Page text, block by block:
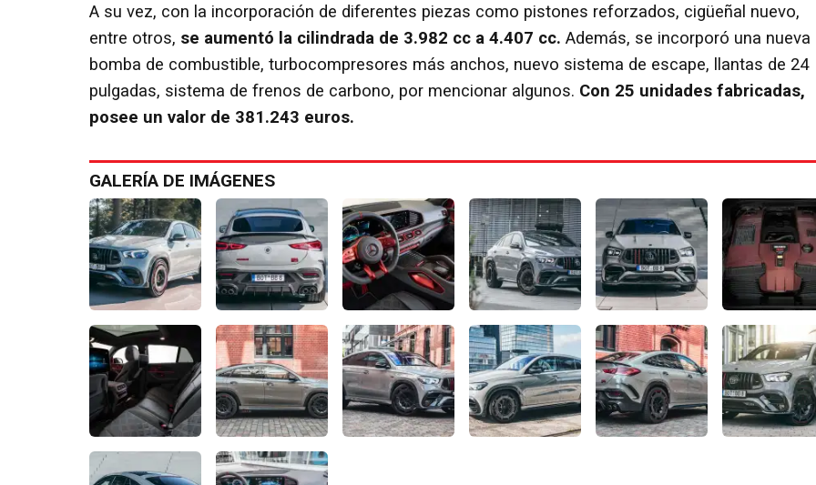
A su vez, con la incorporación de diferentes piezas como pistones reforzados, cigüeñal nuevo,
entre otros, se aumentó la cilindrada de 3.982 cc a 4.407 cc. Además, se incorporó una nueva
bomba de combustible, turbocompresores más anchos, nuevo sistema de escape, llantas de 24
pulgadas, sistema de frenos de carbono, por mencionar algunos. Con 25 unidades fabricadas,
posee un valor de 381.243 euros.
GALERÍA DE IMÁGENES